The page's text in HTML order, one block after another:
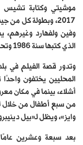
موشيتي وكتابة تشيس
2017، وبطولة كل
وفين ولفهارد وغيرهم،
الذي كتبها سنة 1986 وتحمل العنوان نفسه.
وتدور قصة الفيلم في
المحليين يختفون
من سبع أطفال من خلال
وايز»، ويظل لـ«بيل
بعد سبعة وعشرين